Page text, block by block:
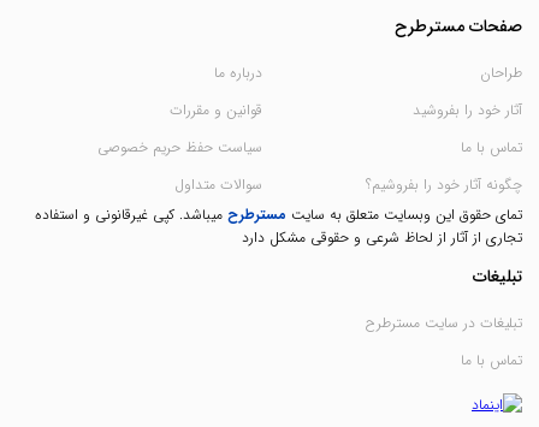
صفحات مسترطرح
طراحان
آثار خود را بفروشید
تماس با ما
چگونه آثار خود را بفروشیم؟
درباره ما
قوانین و مقررات
سیاست حفظ حریم خصوصی
سوالات متداول
تمای حقوق این وبسایت متعلق به سایت مسترطرح میباشد. کپی غیرقانونی و استفاده
تجاری از آثار از لحاظ شرعی و حقوقی مشکل دارد
تبلیغات
تبلیغات در سایت مسترطرح
تماس با ما